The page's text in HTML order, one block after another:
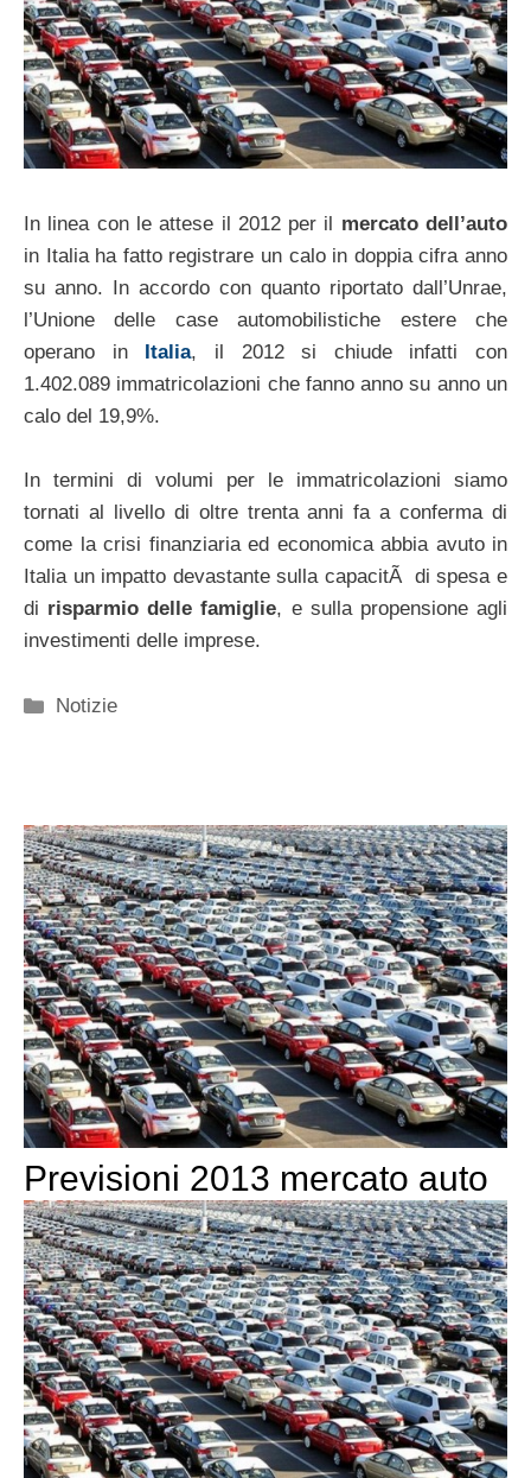
In linea con le attese il 2012 per il mercato dell’auto
in Italia ha fatto registrare un calo in doppia cifra anno
su anno. In accordo con quanto riportato dall’Unrae,
l’Unione delle case automobilistiche estere che
operano in
Italia, il 2012 si chiude infatti con
1.402.089 immatricolazioni che fanno anno su anno un
calo del 19,9%.
In termini di volumi per le immatricolazioni siamo
tornati al livello di oltre trenta anni fa a conferma di
come la crisi finanziaria ed economica abbia avuto in
Italia un impatto devastante sulla capacitÃ di spesa e
di risparmio delle famiglie, e sulla propensione agli
investimenti delle imprese.
Categorie
Notizie
Previsioni 2013 mercato auto